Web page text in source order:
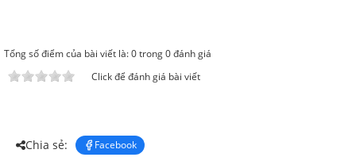
Tổng số điểm của bài viết là: 0 trong 0 đánh giá
Click để đánh giá bài viết
Chia sẻ: Facebook